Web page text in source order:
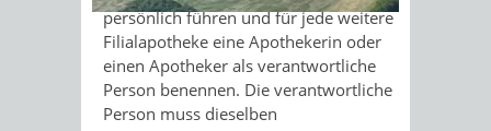
persönlich führen und für jede weitere
Filialapotheke eine Apothekerin oder
einen Apotheker als verantwortliche
Person benennen. Die verantwortliche
Person muss dieselben